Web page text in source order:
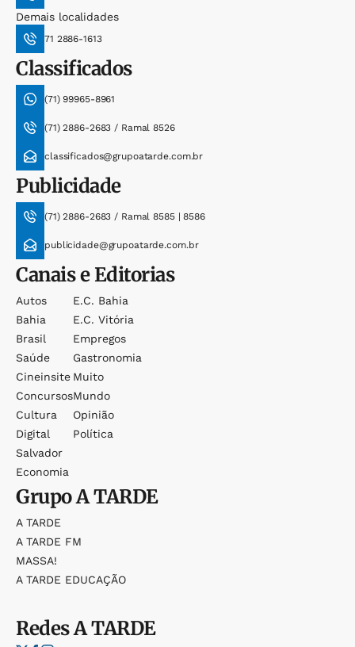
Demais localidades
71 2886-1613
Classificados
(71) 99965-8961
(71) 2886-2683 / Ramal 8526
classificados@grupoatarde.com.br
Publicidade
(71) 2886-2683 / Ramal 8585 | 8586
publicidade@grupoatarde.com.br
Canais e Editorias
Autos
Bahia
Brasil
Saúde
Cineinsite
Concursos
Cultura
Digital
Salvador
Economia
E.c. Bahia
E.c. Vitória
Empregos
Gastronomia
Muito
Mundo
Opinião
Política
GrupoA TARDE
A TARDE
A TARDE FM
MASSA!
A TARDE EDUCAÇÃO
RedesA TARDE